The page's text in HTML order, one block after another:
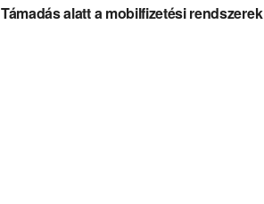
Támadás alatt a mobilfizetési rendszerek